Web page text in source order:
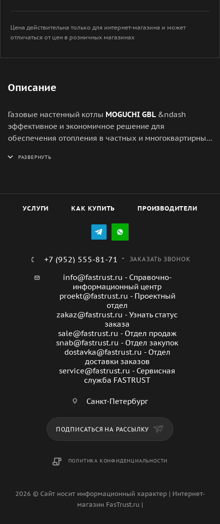
Цена действительна только для интернет-магазина и может
отличаться от цен в розничных магазинах
Описание
Газовые настенный котлы MOGUCHI GBL&ndash
эффективное и экономичное решение для
обеспечения отопления в частных и многоквартирных
Основные преимущества настенных газовых котлов
отопления, так и с тёплыми полами.
2. Оснащен системой контроля пламени,
обеспечивает надежную работу котла на весь срок
3. Сверхкомпактные габариты позволяют монтировать
4. Сенсорная панель позволяет управлять котлом
одним легким касанием.
5. Возможность управления из любой точки мира при
помощи мобильного приложения, благодаря
встроенной плате с поддержкой OpenTherm.
6. Надежность и безопасность. Газовые котлы
MOGUCHI проходят многоступенчатую проверку
качества еще на этапе производства.
УСЛУГИ КАК КУПИТЬ ПРОИЗВОДИТЕЛИ
+7 (952) 555-81-71 ЗАКАЗАТЬ ЗВОНОК
info@fastrust.ru - Справочно-
информационный центр
proekt@fastrust.ru - Проектный
отдел
zakaz@fastrust.ru - Узнать статус
заказа
sale@fastrust.ru - Отдел продаж
snab@fastrust.ru - Отдел закупок
dostavka@fastrust.ru - Отдел
доставки заказов
service@fastrust.ru - Сервисная
служба FASTRUST
Санкт-Петербург
ПОДПИСАТЬСЯ НА РАССЫЛКУ
ПОЛИТИКА КОНФИДЕНЦИАЛЬНОСТИ
2026 © Сайт носит информационный характер | Интернет-
магазин FasTrust.ru |